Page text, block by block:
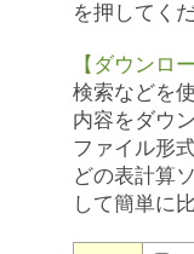
を押してく
【ダウンロ
検索などを
内容をダウ
ファイル形
どの表計算
して簡単に